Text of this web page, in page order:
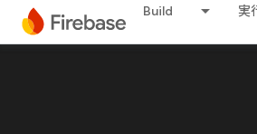
Build 実